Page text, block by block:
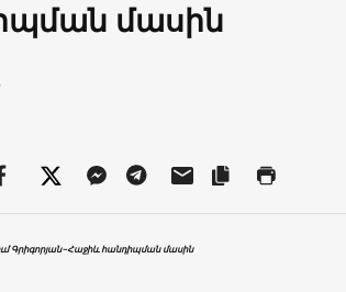
մասին
Գրիգորյան-Հաջիև հանդիպման մասին